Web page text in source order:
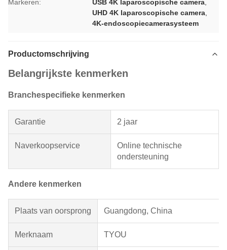
Markeren: USB 4K laparoscopische camera
UHD 4K laparoscopische camera
4K-endoscopiecamerasysteem
Productomschrijving
Belangrijkste kenmerken
Branchespecifieke kenmerken
Garantie 2 jaar
Naverkoopservice
Online technische
ondersteuning
Andere kenmerken
Plaats van oorsprong Guangdong, China
Merknaam TYOU